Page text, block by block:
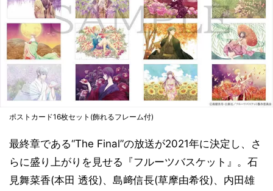
ポストカード16枚セット(飾れるフレーム付)
最終章である“The Final”の放送が2021年に決定し、さ
らに盛り上がりを見せる『フルーツバスケット』。石
見舞菜香(本田 透役)、島﨑信長(草摩由希役)、内田雄